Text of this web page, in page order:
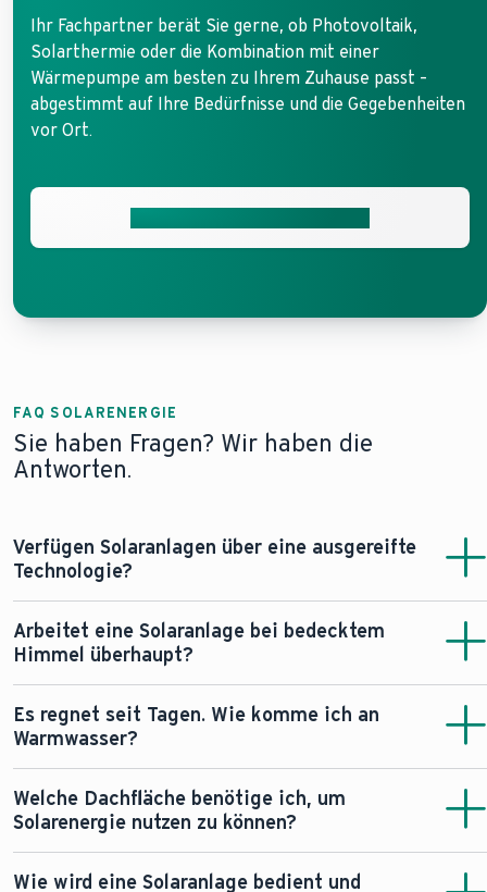
Ihr Fachpartner berät Sie gerne, ob Photovoltaik,
Solarthermie oder die Kombination mit einer
Wärmepumpe am besten zu Ihrem Zuhause passt –
abgestimmt auf Ihre Bedürfnisse und die Gegebenheiten
vor Ort.
FAQ SOLARENERGIE
Sie haben Fragen? Wir haben die
Antworten.
Verfügen Solaranlagen über eine ausgereifte
Technologie?
kontinuierlich verbessert, verringern die Heizkosten und
liefern einen wertvollen Beitrag zur CO2-Einsparung.
Arbeitet eine Solaranlage bei bedecktem
Himmel überhaupt?
Tagen kommen aber noch immer bis zu 75% der
Strahlung an, im Winter rund 25%.
Es regnet seit Tagen. Wie komme ich an
Warmwasser?
Wasser für den täglichen Gebrauch bereit. Sollte
tatsächlich über mehrere Tage die Nutzung der
Sonnenenergie nicht möglich sein, wird über die
Hauptheizung (z.B. Brennwert oder Wärmepumpe)
Welche Dachfläche benötige ich, um
Solarenergie nutzen zu können?
Wie wird eine Solaranlage bedient und